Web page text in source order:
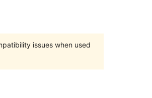
issues when used